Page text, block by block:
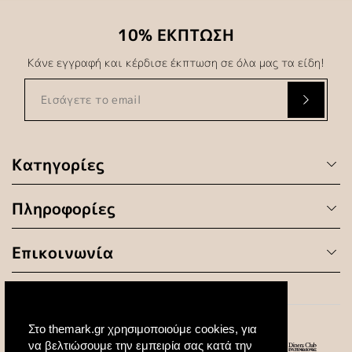
Στο themark.gr χρησιμοποιούμε cookies, για
να βελτιώσουμε την εμπειρία σας κατά την
Κατηγορίες
Πληροφορίες
Επικοινωνία
10% ΕΚΠΤΩΣΗ
Κάνε εγγραφή και κέρδισε έκπτωση σε όλα μας τα είδη!